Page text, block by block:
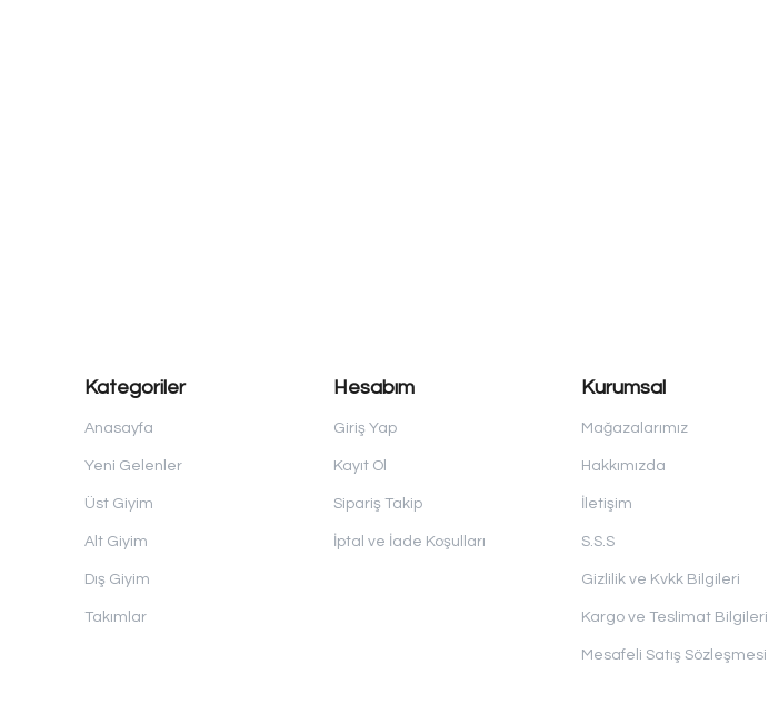
Kategoriler
Anasayfa
Yeni Gelenler
Üst Giyim
Alt Giyim
Dış Giyim
Takımlar
Hesabım
Giriş Yap
Kayıt Ol
Sipariş Takip
İptal ve İade Koşulları
Kurumsal
Mağazalarımız
Hakkımızda
İletişim
S.S.S
Gizlilik ve Kvkk Bilgileri
Kargo ve Teslimat Bilgileri
Mesafeli Satış Sözleşmesi